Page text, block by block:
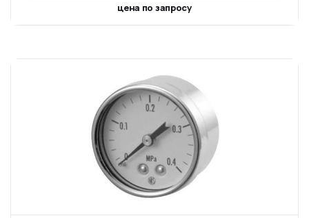
цена по запросу